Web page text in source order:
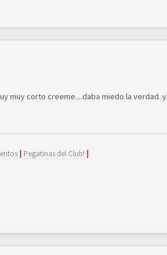
muy corto creeme....daba miedo la verdad..y
Pegatinas del Club!